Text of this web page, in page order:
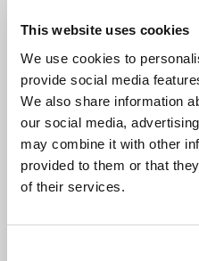
This website uses cookies
We use cookies to
provide social media
We also share information
our social media,
may combine it with other
provided to them or that
of their services.
wdrożenia systemu
zarówno aktualnych
się pojawić w przyszłości?